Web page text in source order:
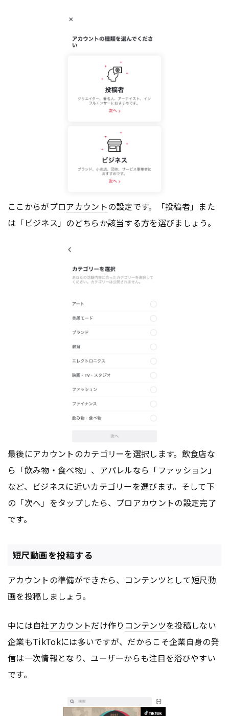
ここからがプロアカウントの設定です。「投稿者」また
は「ビジネス」のどちらか該当する方を選びましょう。
最後にアカウントのカテゴリーを選択します。飲食店な
ら「飲み物・食べ物」、アパレルなら「ファッション」
など、ビジネスに近いカテゴリーを選びます。そして下
の「次へ」をタップしたら、プロアカウントの設定完了
です。
短尺動画を投稿する
アカウントの準備ができたら、 コンテンツとして短尺動
画を投稿しましょう。
中には自社アカウントだけ作り コンテンツを投稿しない
企業もTikTokには多いですが、だからこそ企業自身の発
信は一次情報となり、ユーザーからも注目を浴びやすい
です。